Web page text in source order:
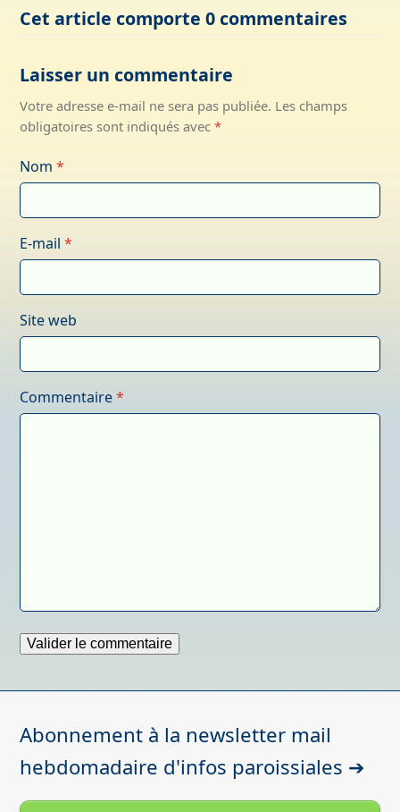
Cet article comporte 0 commentaires
Laisser un commentaire
Votre adresse e-mail ne sera pas publiée. Les champs
obligatoires sont indiqués avec*
Nom*
E-mail*
Site web
Commentaire*
Abonnement à la newsletter mail
hebdomadaire d'infos paroissiales ➔